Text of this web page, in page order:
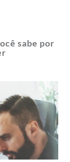
sabe por